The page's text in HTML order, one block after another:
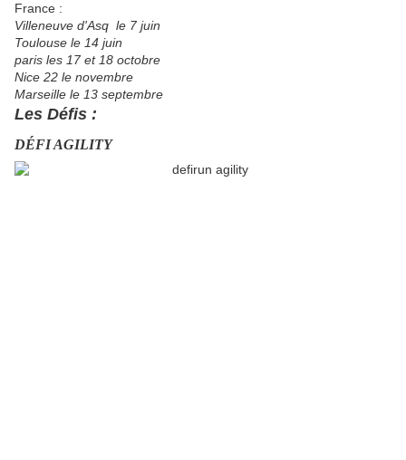
France :
Villeneuve d'Asq le 7 juin
Toulouse le 14 juin
paris les 17 et 18 octobre
Nice 22 le novembre
Marseille le 13 septembre
Les Défis :
DÉFI AGILITY